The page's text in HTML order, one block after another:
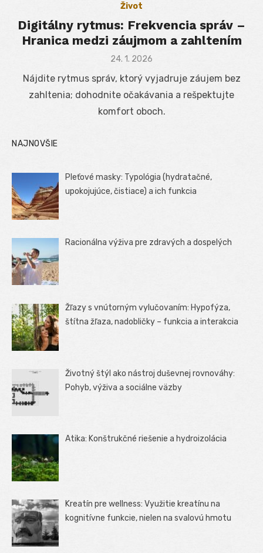
Život
Digitálny rytmus: Frekvencia správ –
Hranica medzi záujmom a zahltením
Posted
24. 1. 2026
Nájdite rytmus správ, ktorý vyjadruje záujem bez
zahltenia; dohodnite očakávania a rešpektujte
komfort oboch.
NAJNOVŠIE
Pleťové masky: Typológia (hydratačné,
upokojujúce, čistiace) a ich funkcia
Racionálna výživa pre zdravých a dospelých
Žľazy s vnútorným vylučovaním: Hypofýza,
štítna žľaza, nadobličky – funkcia a interakcia
Životný štýl ako nástroj duševnej rovnováhy:
Pohyb, výživa a sociálne väzby
Atika: Konštrukčné riešenie a hydroizolácia
Kreatín pre wellness: Využitie kreatínu na
kognitívne funkcie, nielen na svalovú hmotu